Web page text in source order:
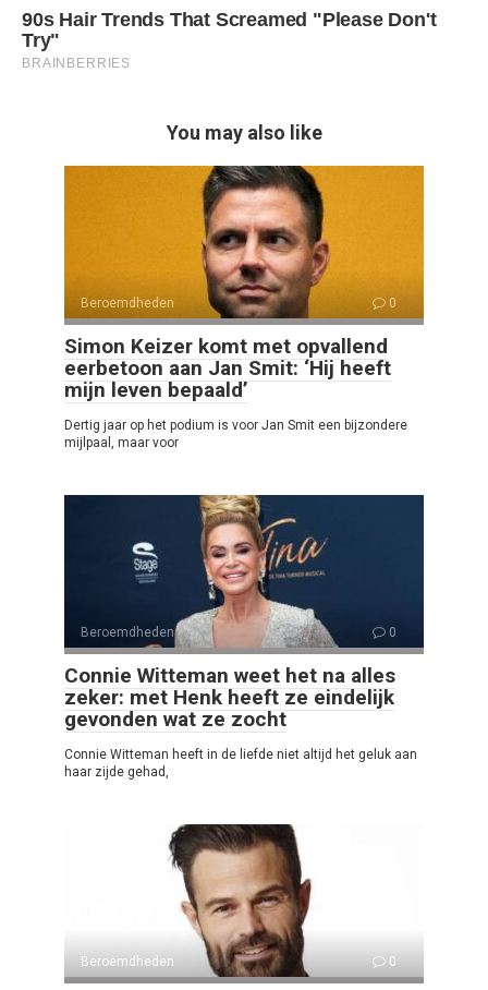
You may also like
Beroemdheden 0
Simon Keizer komt met opvallend
eerbetoon aan Jan Smit: ‘Hij heeft
mijn leven bepaald’
Dertig jaar op het podium is voor Jan Smit een bijzondere
mijlpaal, maar voor
Beroemdheden 0
Connie Witteman weet het na alles
zeker: met Henk heeft ze eindelijk
gevonden wat ze zocht
Connie Witteman heeft in de liefde niet altijd het geluk aan
haar zijde gehad,
Beroemdheden 0